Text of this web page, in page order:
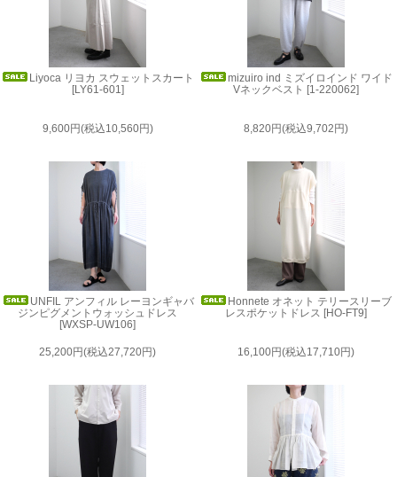
Liyoca リヨカ スウェットスカート
[LY61-601]
9,600円(税込10,560円)
mizuiro ind ミズイロインド ワイド
Vネックベスト [1-220062]
8,820円(税込9,702円)
UNFIL アンフィル レーヨンギャバ
ジンピグメントウォッシュドレス
[WXSP-UW106]
25,200円(税込27,720円)
Honnete オネット テリースリーブ
レスポケットドレス [HO-FT9]
16,100円(税込17,710円)